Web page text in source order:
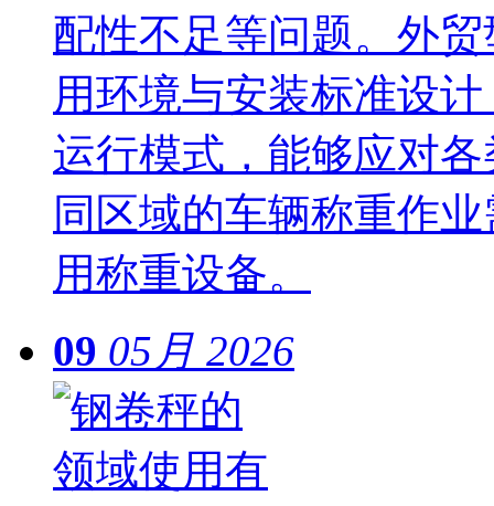
配性不足等问题。外
用环境与安装标准设
运行模式，能够应对
同区域的车辆称重作
用称重设备。
09 05月 2026